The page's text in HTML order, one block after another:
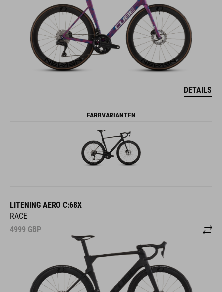
DETAILS
FARBVARIANTEN
LITENING AERO C:68X
RACE
4999 GBP